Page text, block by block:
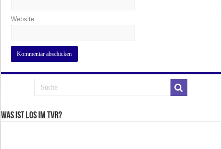
Website
Was ist los im TVR?